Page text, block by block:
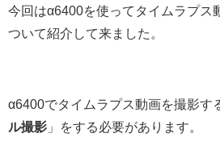
今回はα6400を使ってタイムラプス
ついて紹介して来ました。
α6400でタイムラプス動画を撮影す
ル撮影 」をする必要があります。